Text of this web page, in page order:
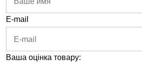
E-mail
Ваша оцінка товару: